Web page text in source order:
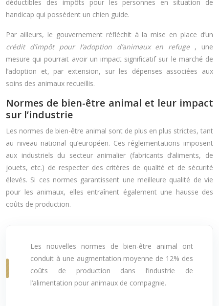
déductibles des impôts pour les personnes en situation de
handicap qui possèdent un chien guide.
Par ailleurs, le gouvernement réfléchit à la mise en place d’un
crédit d’impôt pour l’adoption d’animaux en refuge , une
mesure qui pourrait avoir un impact significatif sur le marché de
l’adoption et, par extension, sur les dépenses associées aux
soins des animaux recueillis.
Normes de bien-être animal et leur impact
sur l’industrie
Les normes de bien-être animal sont de plus en plus strictes, tant
au niveau national qu’européen. Ces réglementations imposent
aux industriels du secteur animalier (fabricants d’aliments, de
jouets, etc.) de respecter des critères de qualité et de sécurité
élevés. Si ces normes garantissent une meilleure qualité de vie
pour les animaux, elles entraînent également une hausse des
coûts de production.
Les nouvelles normes de bien-être animal ont
conduit à une augmentation moyenne de 12% des
coûts de production dans l’industrie de
l’alimentation pour animaux de compagnie.